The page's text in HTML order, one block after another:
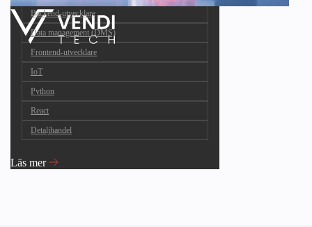
Backend-utvecklare
Data management (DMS)
Frontend-utvecklare
IoT
Python
React
Detaljhandel
Läs mer